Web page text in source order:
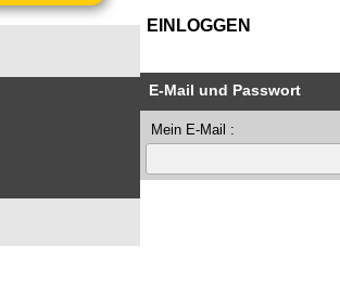
EINLOGGEN
E-Mail und Passwort
Mein E-Mail :